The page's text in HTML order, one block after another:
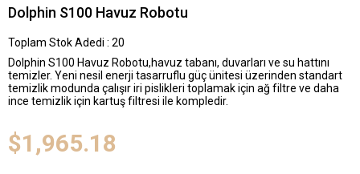
Dolphin S100 Havuz Robotu
Toplam Stok Adedi : 20
Dolphin S100 Havuz Robotu,havuz tabanı, duvarları ve su hattını
temizler. Yeni nesil enerji tasarruflu güç ünitesi üzerinden standart
temizlik modunda çalışır iri pislikleri toplamak için ağ filtre ve daha
ince temizlik için kartuş filtresi ile kompledir.
$1,965.18